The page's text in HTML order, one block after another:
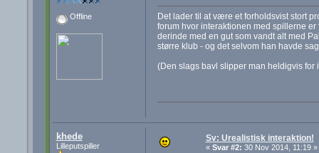
Offline
Det lader til at være et forholdsvist stort
forum hvor interaktionen med spillerne
derinde med en gut som vandt alt med
større klub - og det selvom han havde
(Den slags bavl slipper man heldigvis for
khede
Lilleputspiller
Sv: Urealistisk interaktion!
« Svar #2: 30 Nov 2014, 11:19 »